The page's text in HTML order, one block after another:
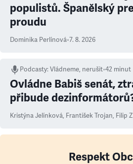
populistů. Španělský
proudu
Dominika Perlínová•7. 8. 2026
Podcasty:Vládneme, nerušit•42 minut
Ovládne Babiš senát,
přibude
Kristýna Jelínková, František Trojan, Filip
Respekt